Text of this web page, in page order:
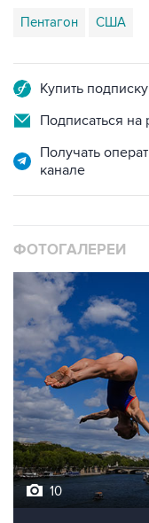
Пентагон США
Купить
Подписаться на
Получать
канале
ФОТОГАЛЕРЕИ
10